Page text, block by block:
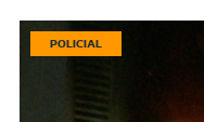
POLICIAL